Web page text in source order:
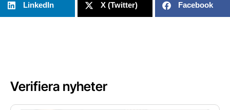
LinkedIn X (Twitter) Facebook
Verifiera nyheter